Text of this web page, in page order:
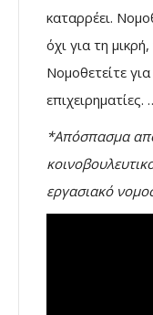
καταρρέει.
όχι για τη
Νομοθετείτε
επιχειρηματίες.
*Απόσπασμα
εργασιακό